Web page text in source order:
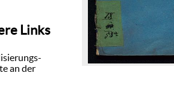
Links
an der